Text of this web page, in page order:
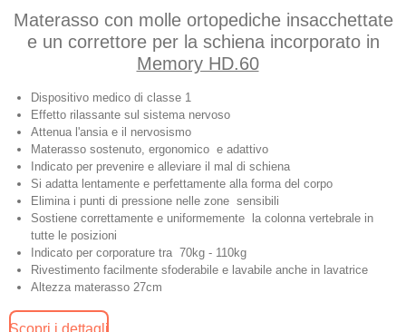
Materasso con molle ortopediche insacchettate
e un correttore per la schiena incorporato in
Memory HD.60
Dispositivo medico di classe 1
Effetto rilassante sul sistema nervoso
Attenua l'ansia e il nervosismo
Materasso sostenuto, ergonomico e adattivo
Indicato per prevenire e alleviare il mal di schiena
Si adatta lentamente e perfettamente alla forma del corpo
Elimina i punti di pressione nelle zone sensibili
Sostiene correttamente e uniformemente la colonna vertebrale in
tutte le posizioni
Indicato per corporature tra 70kg - 110kg
Rivestimento facilmente sfoderabile e lavabile anche in lavatrice
Altezza materasso 27cm